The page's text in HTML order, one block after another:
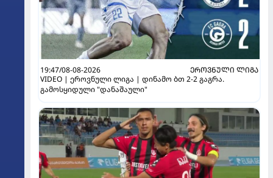
19:47/08-08-2026
ᲔᲠᲝᲕᲜᲣᲚᲘ ᲚᲘᲒᲐ
VIDEO | ეროვნული ლიგა | დინამო ბთ 2-2 გაგრა.
გამოსყიდული "დანაშაული"